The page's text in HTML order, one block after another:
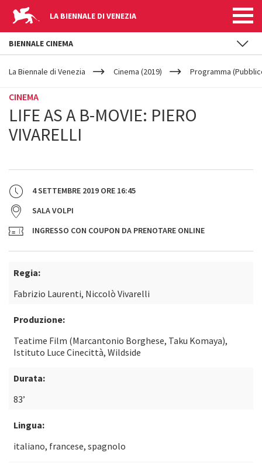
LA BIENNALE DI VENEZIA
YOUR
ARE
La Biennale di Venezia Cinema (2019) Programma
CINEMA
LIFE AS A B-MOVIE: PIERO
VIVARELLI
4 SETTEMBRE 2019 ORE 16:45
SALA VOLPI
INGRESSO CON COUPON DA PRENOTARE ONLINE
Regia:
Fabrizio Laurenti, Niccolò Vivarelli
Produzione:
Teatime Film (Marcantonio Borghese, Taku Komaya),
Istituto Luce Cinecittà, Wildside
Durata:
83’
Lingua:
italiano, francese, spagnolo
BIENNALE CINEMA